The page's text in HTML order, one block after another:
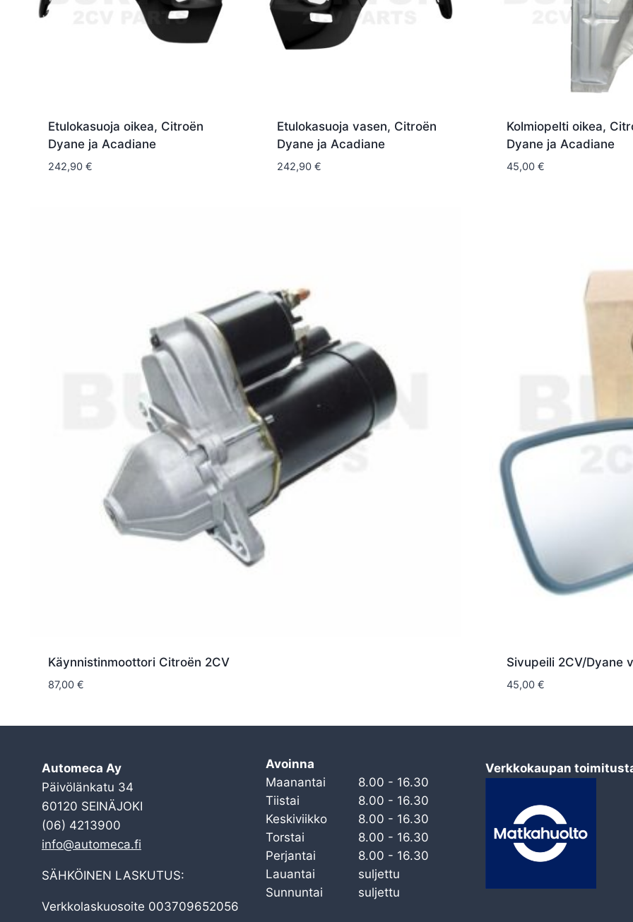
Etulokasuoja oikea, Citroën
Dyane ja Acadiane
242,90 €
Etulokasuoja vasen, Citroën
Dyane ja Acadiane
242,90 €
Kolmiopelti oikea,
Dyane ja Acadiane
45,00 €
Käynnistinmoottori Citroën 2CV
87,00 €
Sivupeili 2CV/Dyane
45,00 €
Automeca Ay
Päivölänkatu 34
60120 SEINÄJOKI
(06) 4213900
info@automeca.fi
SÄHKÖINEN LASKUTUS:
Verkkolaskuosoite 003709652056
Avoinna
Maanantai
8.00 - 16.30
Tiistai
8.00 - 16.30
Keskiviikko
8.00 - 16.30
Torstai
8.00 - 16.30
Perjantai
8.00 - 16.30
Lauantai
suljettu
Sunnuntai
suljettu
Verkkokaupan